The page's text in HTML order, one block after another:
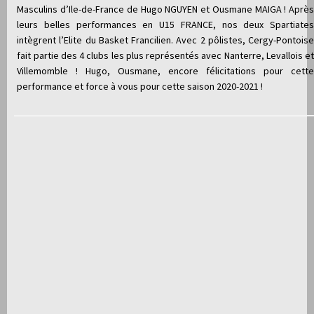
Masculins d’Ile-de-France de Hugo NGUYEN et Ousmane MAIGA ! Après
leurs belles performances en U15 FRANCE, nos deux Spartiates
intègrent l’Elite du Basket Francilien. Avec 2 pôlistes, Cergy-Pontoise
fait partie des 4 clubs les plus représentés avec Nanterre, Levallois et
Villemomble ! Hugo, Ousmane, encore félicitations pour cette
performance et force à vous pour cette saison 2020-2021 !